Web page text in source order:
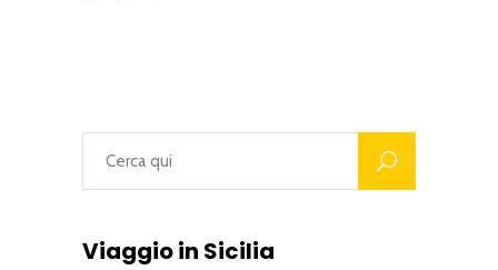
Viaggio in Sicilia